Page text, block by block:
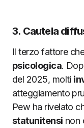
3. Cautela
Il terzo fattore
psicologica.
del 2025, molti
atteggiamento
Pew ha rivelato
statunitensi non